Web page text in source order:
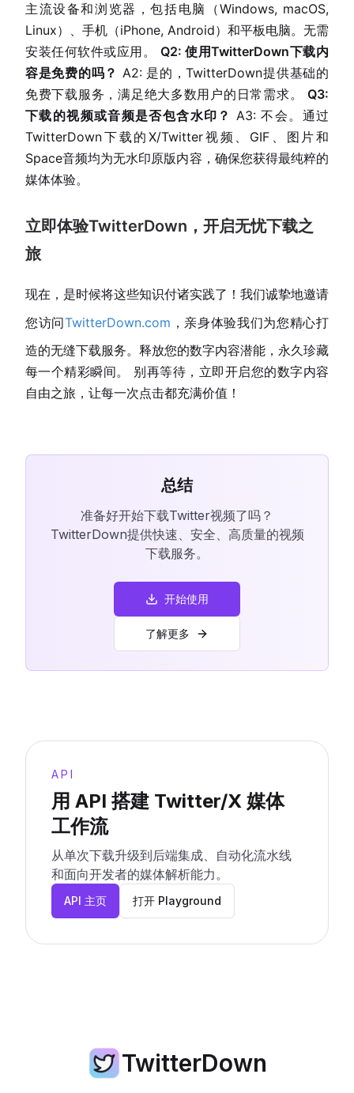
主流设备和浏览器，包括电脑（Windows, macOS,
Linux）、手机（iPhone, Android）和平板电脑。无需
安装任何软件或应用。 Q2: 使用TwitterDown下载内
容是免费的吗？ A2: 是的，TwitterDown提供基础的
免费下载服务，满足绝大多数用户的日常需求。 Q3:
下载的视频或音频是否包含水印？ A3: 不会。通过
TwitterDown下载的X/Twitter视频、GIF、图片和
Space音频均为无水印原版内容，确保您获得最纯粹的
媒体体验。
立即体验TwitterDown，开启无忧下载之
旅
现在，是时候将这些知识付诸实践了！我们诚挚地邀请
您访问TwitterDown.com ，亲身体验我们为您精心打
造的无缝下载服务。释放您的数字内容潜能，永久珍藏
每一个精彩瞬间。 别再等待，立即开启您的数字内容
自由之旅，让每一次点击都充满价值！
总结
准备好开始下载Twitter视频了吗？
TwitterDown提供快速、安全、高质量的视频
下载服务。
开始使用
了解更多
API
用 API 搭建 Twitter/X 媒体
工作流
从单次下载升级到后端集成、自动化流水线
和面向开发者的媒体解析能力。
API 主页 打开 Playground
TwitterDown